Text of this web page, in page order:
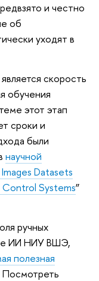
и честно
об
уходят в
скорость
обучения
этот этап
сроки и
были
научной
Datasets
Systems”
ручных
ИИ НИУ ВШЭ,
полезная
Посмотреть